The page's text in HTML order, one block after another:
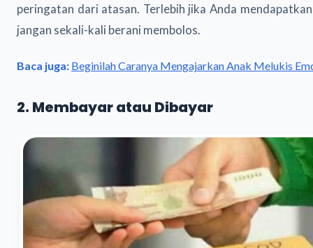
peringatan dari atasan. Terlebih jika Anda
jangan sekali-kali berani membolos.
Baca juga: Beginilah Caranya Mengajarkan Anak Melukis
2. Membayar atau Dibayar